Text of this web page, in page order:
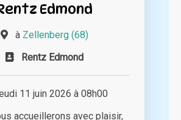
Edmond
à Zellenberg (68)
Rentz Edmond
11 juin 2026 à 08h00
accueillerons avec plaisir,